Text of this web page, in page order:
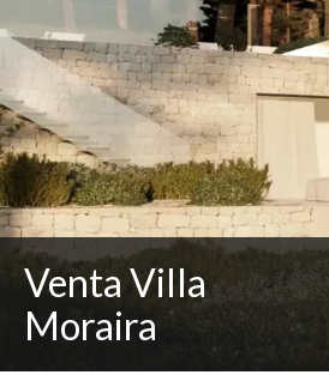
Venta Villa
Moraira